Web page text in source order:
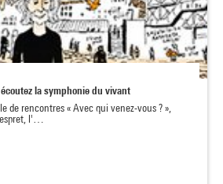
la symphonie du vivant
de rencontres « Avec qui venez-vous ? »,
l'…